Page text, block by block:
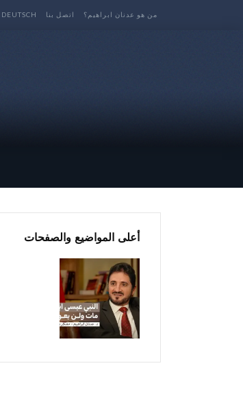
من هو عدنان ابراهيم؟ اتصل بنا DEUTSCH
أعلى المواضيع والصفحات